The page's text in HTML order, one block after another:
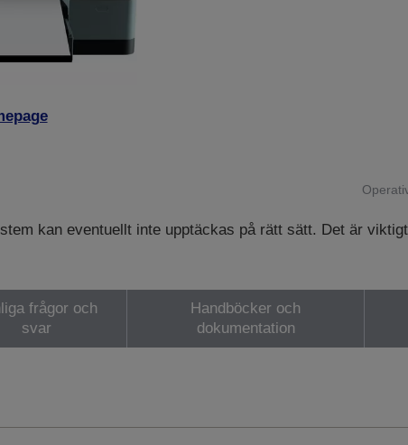
kan eventuellt inte upptäckas på rätt sätt. Det är
frågor och
svar
Handböcker och
dokumentation